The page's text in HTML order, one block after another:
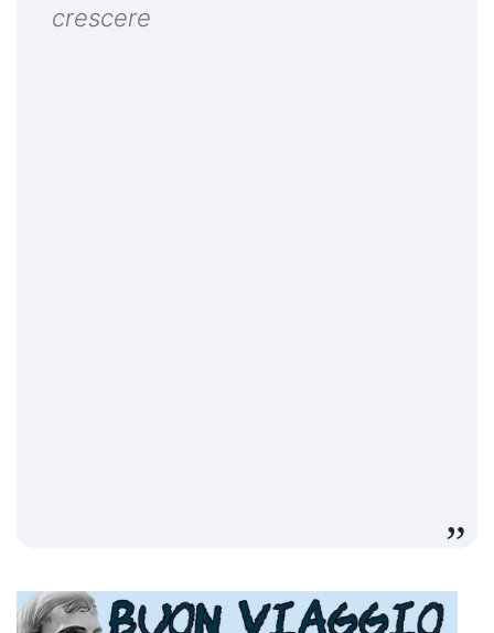
crescere